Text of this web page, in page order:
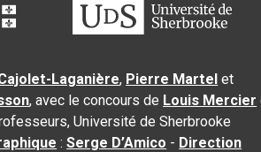
Laganière, Pierre Martel et
, avec le concours de Louis Mercier
Université de Sherbrooke
:Serge D’Amico - Direction